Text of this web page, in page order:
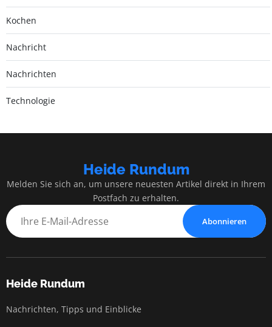
Kochen
Nachricht
Nachrichten
Technologie
Heide Rundum
Melden Sie sich an, um unsere neuesten Artikel direkt in Ihrem
Postfach zu erhalten.
Abonnieren
Heide Rundum
Nachrichten, Tipps und Einblicke